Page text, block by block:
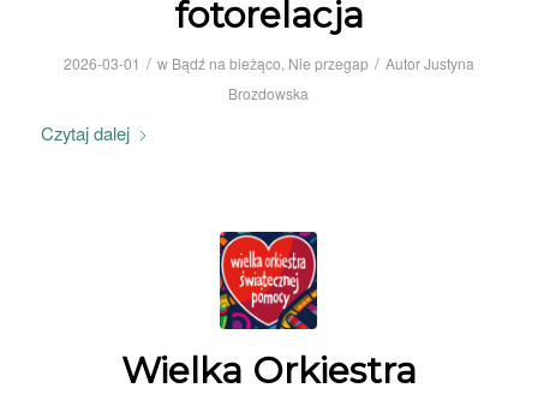
fotorelacja
2026-03-01 / w Bądź na bieżąco, Nie przegap / AutorJustyna
Brozdowska
Czytaj dalej
Wielka Orkiestra